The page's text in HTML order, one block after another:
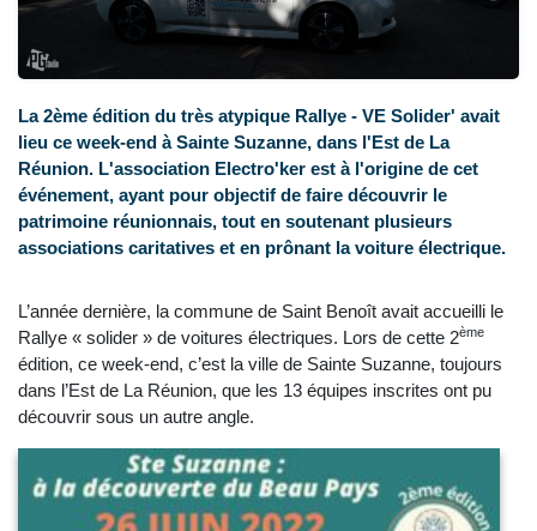
La 2ème édition du très atypique Rallye - VE Solider' avait
lieu ce week-end à Sainte Suzanne, dans l'Est de La
Réunion. L'association Electro'ker est à l'origine de cet
événement, ayant pour objectif de faire découvrir le
patrimoine réunionnais, tout en soutenant plusieurs
associations caritatives et en prônant la voiture électrique.
L’année dernière, la commune de Saint Benoît avait accueilli le
Rallye « solider » de voitures électriques. Lors de cette 2ème
édition, ce week-end, c’est la ville de Sainte Suzanne, toujours
dans l’Est de La Réunion, que les 13 équipes inscrites ont pu
découvrir sous un autre angle.